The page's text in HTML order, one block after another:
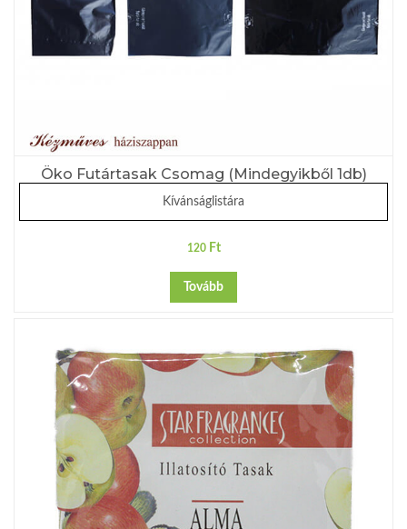
Öko Futártasak Csomag (mindegyikből 1db)
Kívánságlistára
120 Ft
Tovább